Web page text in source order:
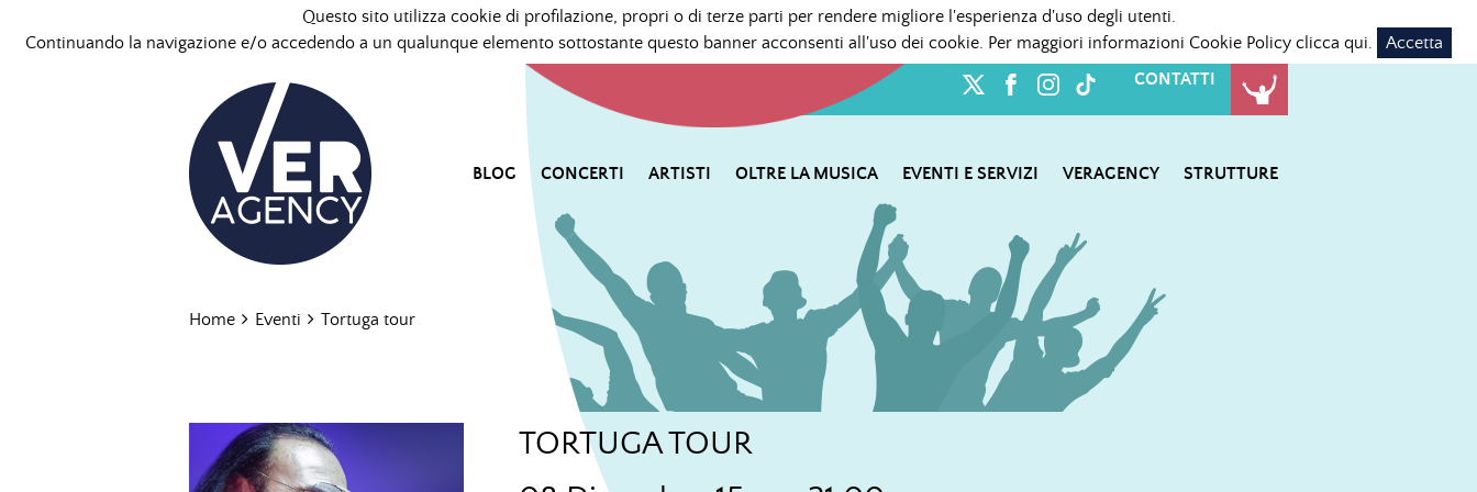
Questo sito utilizza cookie di profilazione, propri o di terze parti per rendere migliore l'esperienza d'uso degli utenti.
Continuando la navigazione e/o accedendo a un qualunque elemento sottostante questo banner acconsenti all'uso dei cookie. Per maggiori informazioni Cookie Policy clicca qui.
Accetta
CONTATTI
BLOG CONCERTI ARTISTI OLTRE LA MUSICA EVENTI E SERVIZI VERAGENCY STRUTTURE
Home Eventi Tortuga tour
TORTUGA TOUR